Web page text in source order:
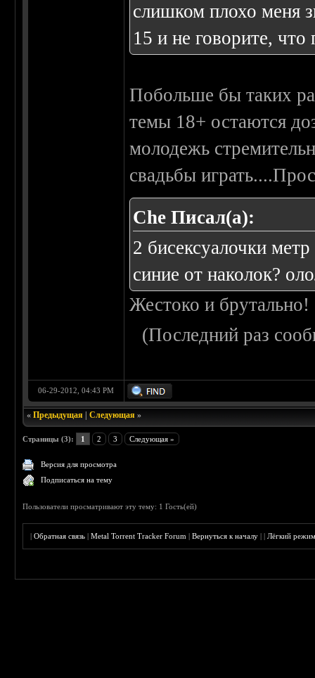
слишком плохо меня
15 и не говорите,
Побольше бы таких
темы 18+ остаются
молодежь
свадьбы
Che Писал(а):
2 бисексуалочки
синие от наколок?
Жестоко и
(Последний раз
06-29-2012, 04:43 PM
«Предыдущая |Следующая »
Страницы (3): 1 2 3 Следующая »
Версия для просмотра
Подписаться на тему
Пользователи просматривают эту тему: 1 Гость(ей)
|Обратная связь |Metal Torrent Tracker Forum |Вернуться к началу ||Лёгкий